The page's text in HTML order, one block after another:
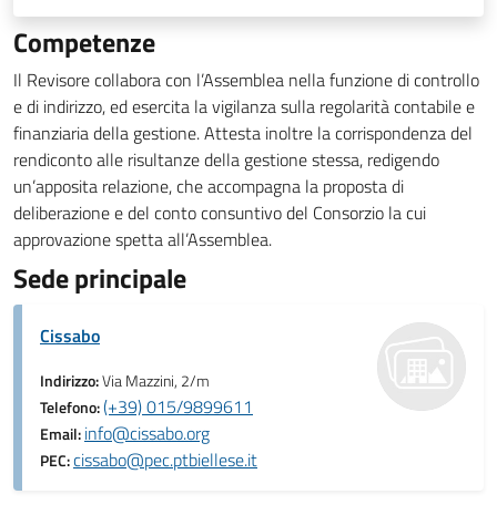
Competenze
Il Revisore collabora con l’Assemblea nella funzione di controllo
e di indirizzo, ed esercita la vigilanza sulla regolarità contabile e
finanziaria della gestione. Attesta inoltre la corrispondenza del
rendiconto alle risultanze della gestione stessa, redigendo
un’apposita relazione, che accompagna la proposta di
deliberazione e del conto consuntivo del Consorzio la cui
approvazione spetta all’Assemblea.
Sede principale
Cissabo
Indirizzo:Via Mazzini, 2/m
Telefono:(+39) 015/9899611
Email:info@cissabo.org
PEC:cissabo@pec.ptbiellese.it